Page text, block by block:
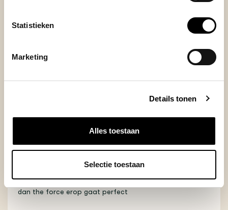
Statistieken
Marketing
Details tonen
Alles toestaan
Selectie toestaan
Posted on 27 March 2026 at 09:07 door Joep
Een mooie aanwinst voor de koffiehoek!
Makkelijk in gebruik
+ minder knoeien
Hiervoor eerst licht aandrukken met originele tamper en
dan the force erop gaat perfect